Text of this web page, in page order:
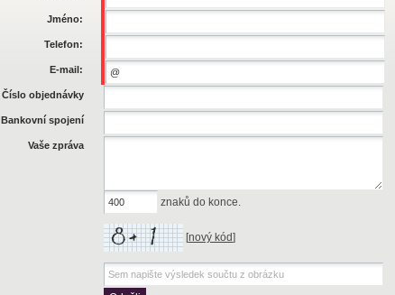
Jméno:
Telefon:
E-mail:
Číslo objednávky
Bankovní spojení
Vaše zpráva
znaků do konce.
[nový kód]